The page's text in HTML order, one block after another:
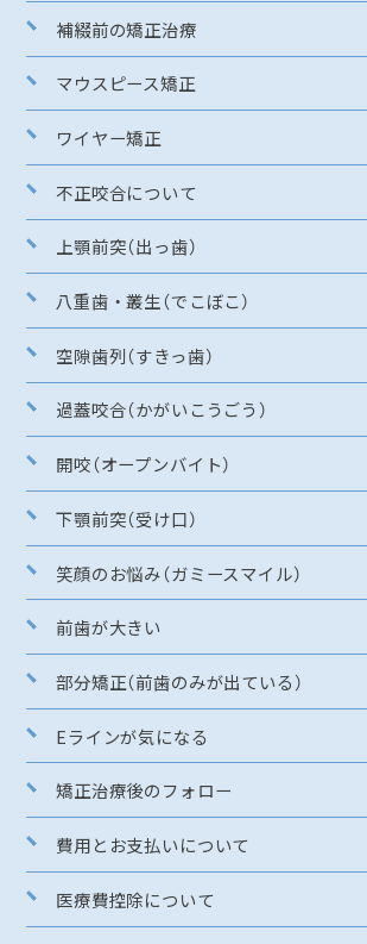
補綴前の矯正治療
マウスピース矯正
ワイヤー矯正
不正咬合について
上顎前突（出っ歯）
八重歯・叢生（でこぼこ）
空隙歯列（すきっ歯）
過蓋咬合（かがいこうごう）
開咬（オープンバイト）
下顎前突（受け口）
笑顔のお悩み（ガミースマイル）
前歯が大きい
部分矯正（前歯のみが出ている）
Eラインが気になる
矯正治療後のフォロー
費用とお支払いについて
医療費控除について